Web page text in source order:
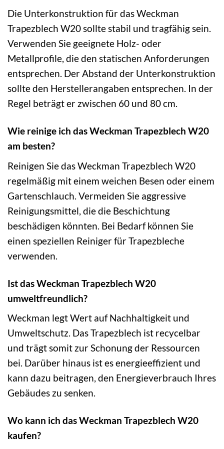
Die Unterkonstruktion für das Weckman
Trapezblech W20 sollte stabil und tragfähig sein.
Verwenden Sie geeignete Holz- oder
Metallprofile, die den statischen Anforderungen
entsprechen. Der Abstand der Unterkonstruktion
sollte den Herstellerangaben entsprechen. In der
Regel beträgt er zwischen 60 und 80 cm.
Wie reinige ich das Weckman Trapezblech W20
am besten?
Reinigen Sie das Weckman Trapezblech W20
regelmäßig mit einem weichen Besen oder einem
Gartenschlauch. Vermeiden Sie aggressive
Reinigungsmittel, die die Beschichtung
beschädigen könnten. Bei Bedarf können Sie
einen speziellen Reiniger für Trapezbleche
verwenden.
Ist das Weckman Trapezblech W20
umweltfreundlich?
Weckman legt Wert auf Nachhaltigkeit und
Umweltschutz. Das Trapezblech ist recycelbar
und trägt somit zur Schonung der Ressourcen
bei. Darüber hinaus ist es energieeffizient und
kann dazu beitragen, den Energieverbrauch Ihres
Gebäudes zu senken.
Wo kann ich das Weckman Trapezblech W20
kaufen?